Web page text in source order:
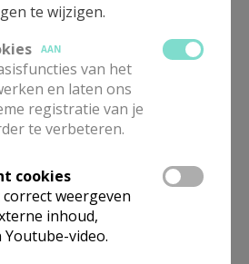
te wijzigen.
AAN
van het
en laten ons
registratie van je
te verbeteren.
cookies
weergeven
inhoud,
video.